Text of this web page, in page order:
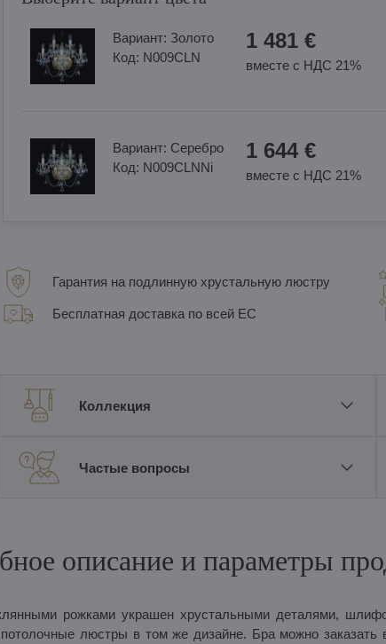
Вариант: Золотo
Код: N009CLN
1 481 €
вместе с НДС 21%
Вариант: Cеребро
Код: N009CLNNi
1 644 €
вместе с НДС 21%
Гарантия на подлинную хрустальную люстру
Бесплатная доставка по всей ЕС
Коллекция
Частые вопросы
описание и параметры
рожками украшен хрустальными деталями,
люстры в том же дизайне. Бра можно заказать